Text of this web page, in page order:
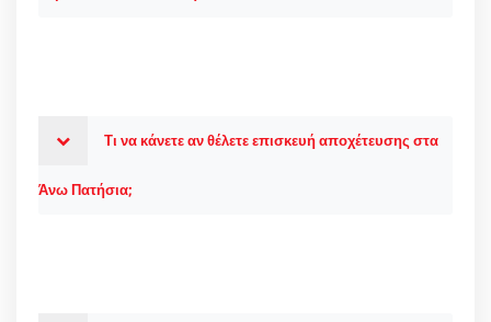
Τι να κάνετε αν θέλετε επισκευή αποχέτευσης στα
Άνω Πατήσια;